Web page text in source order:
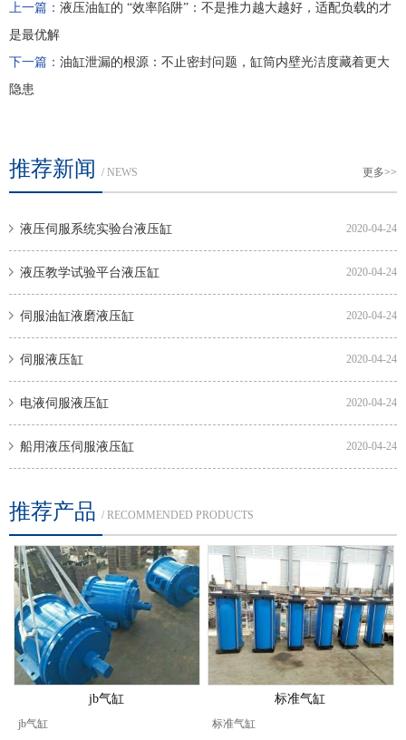
上一篇： 液压油缸的 “效率陷阱”：不是推力越大越好，适配负载的才
是最优解
下一篇： 油缸泄漏的根源：不止密封问题，缸筒内壁光洁度藏着更大
隐患​
推荐新闻 / NEWS 更多>>
2020-04-24
液压伺服系统实验台液压缸
2020-04-24
液压教学试验平台液压缸
2020-04-24
伺服油缸液磨液压缸
2020-04-24
伺服液压缸
2020-04-24
电液伺服液压缸
2020-04-24
船用液压伺服液压缸
推荐产品 / RECOMMENDED PRODUCTS
jb气缸
jb气缸
标准气缸
标准气缸